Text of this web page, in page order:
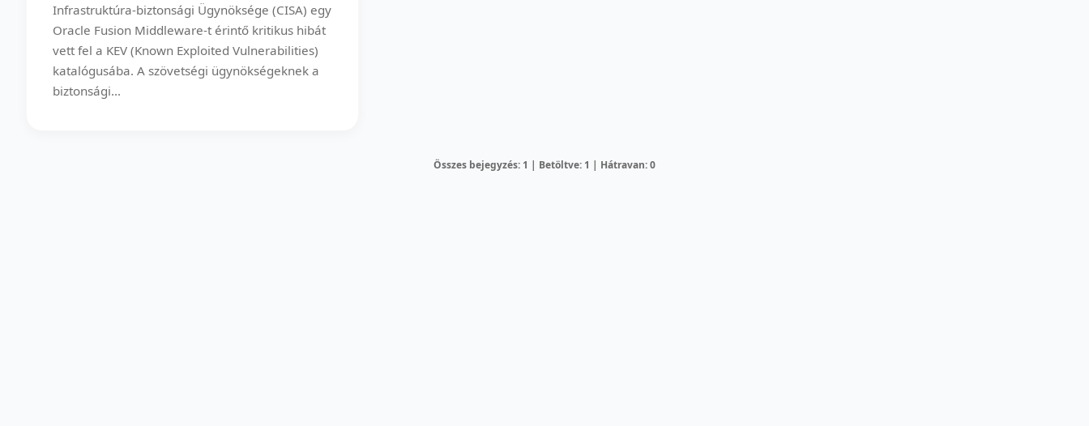
Infrastruktúra-biztonsági Ügynöksége (CISA) egy
Oracle Fusion Middleware-t érintő kritikus hibát
vett fel a KEV (Known Exploited Vulnerabilities)
katalógusába. A szövetségi ügynökségeknek a
biztonsági...
Összes bejegyzés: 1 | Betöltve: 1 | Hátravan: 0